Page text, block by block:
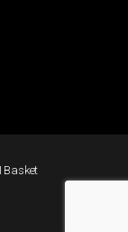
Basket